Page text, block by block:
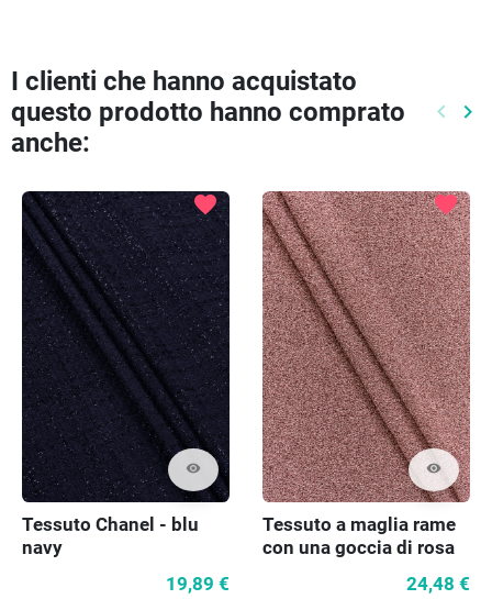
I clienti che hanno acquistato
questo prodotto hanno comprato
anche:
keyboard_arrow_left keyboard_arrow_right
visibility
favorite
Tessuto Chanel - blu
navy
19,89 €
visibility
favorite
Tessuto a maglia rame
con una goccia di rosa
24,48 €